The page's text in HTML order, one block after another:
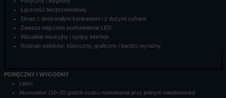
Łączność bezprzewodowy
Ekran z doskonałym kontrastem i z dużymi cyframi
Zawsze włączone podświetlenie LED
Wizualnie intuicyjny i spójny interfejs
Rodzaje widoków: klasyczny, graficzny i bardzo wyraźny
PORĘCZNY I WYGODNY
Lekki
Akumulator (10–20 godzin czasu nurkowania przy jednym naładowaniu)